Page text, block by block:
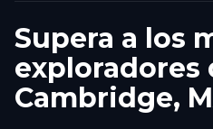
Supera a los
exploradores
Cambridge,